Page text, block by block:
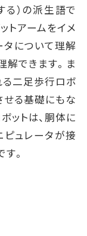
）の派生語で
トアームをイメ
タについて理解
解できます。ま
る二足歩行ロボ
せる基礎にもな
ットは、胴体に
ピュレータが接
。